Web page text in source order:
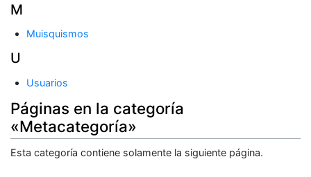
M
Muisquismos
U
Usuarios
Páginas en la categoría
«Metacategoría»
Esta categoría contiene solamente la siguiente página.